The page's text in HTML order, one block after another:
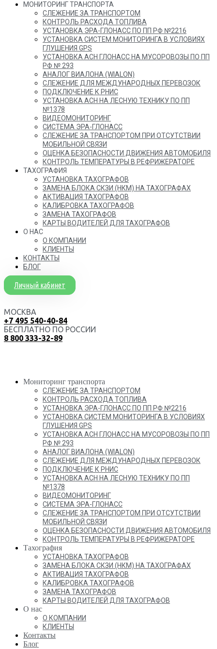
МОНИТОРИНГ ТРАНСПОРТА
СЛЕЖЕНИЕ ЗА ТРАНСПОРТОМ
КОНТРОЛЬ РАСХОДА ТОПЛИВА
УСТАНОВКА ЭРА-ГЛОНАСС ПО ПП РФ №2216
УСТАНОВКА СИСТЕМ МОНИТОРИНГА В УСЛОВИЯХ
ГЛУШЕНИЯ GPS
УСТАНОВКА АСН ГЛОНАСС НА МУСОРОВОЗЫ ПО ПП
РФ № 293
АНАЛОГ ВИАЛОНА (WIALON)
СЛЕЖЕНИЕ ДЛЯ МЕЖДУНАРОДНЫХ ПЕРЕВОЗОК
ПОДКЛЮЧЕНИЕ К РНИС
УСТАНОВКА АСН НА ЛЕСНУЮ ТЕХНИКУ ПО ПП
№1378
ВИДЕОМОНИТОРИНГ
СИСТЕМА ЭРА-ГЛОНАСС
СЛЕЖЕНИЕ ЗА ТРАНСПОРТОМ ПРИ ОТСУТСТВИИ
МОБИЛЬНОЙ СВЯЗИ
ОЦЕНКА БЕЗОПАСНОСТИ ДВИЖЕНИЯ АВТОМОБИЛЯ
КОНТРОЛЬ ТЕМПЕРАТУРЫ В РЕФРИЖЕРАТОРЕ
ТАХОГРАФИЯ
УСТАНОВКА ТАХОГРАФОВ
ЗАМЕНА БЛОКА СКЗИ (НКМ) НА ТАХОГРАФАХ
АКТИВАЦИЯ ТАХОГРАФОВ
КАЛИБРОВКА ТАХОГРАФОВ
ЗАМЕНА ТАХОГРАФОВ
КАРТЫ ВОДИТЕЛЕЙ ДЛЯ ТАХОГРАФОВ
О НАС
О КОМПАНИИ
КЛИЕНТЫ
КОНТАКТЫ
БЛОГ
Личный кабинет
МОСКВА
+7 495 540-40-84
БЕСПЛАТНО ПО РОССИИ
8 800 333-32-89
Мониторинг транспорта
СЛЕЖЕНИЕ ЗА ТРАНСПОРТОМ
КОНТРОЛЬ РАСХОДА ТОПЛИВА
УСТАНОВКА ЭРА-ГЛОНАСС ПО ПП РФ №2216
УСТАНОВКА СИСТЕМ МОНИТОРИНГА В УСЛОВИЯХ
ГЛУШЕНИЯ GPS
УСТАНОВКА АСН ГЛОНАСС НА МУСОРОВОЗЫ ПО ПП
РФ № 293
АНАЛОГ ВИАЛОНА (WIALON)
СЛЕЖЕНИЕ ДЛЯ МЕЖДУНАРОДНЫХ ПЕРЕВОЗОК
ПОДКЛЮЧЕНИЕ К РНИС
УСТАНОВКА АСН НА ЛЕСНУЮ ТЕХНИКУ ПО ПП
№1378
ВИДЕОМОНИТОРИНГ
СИСТЕМА ЭРА-ГЛОНАСС
СЛЕЖЕНИЕ ЗА ТРАНСПОРТОМ ПРИ ОТСУТСТВИИ
МОБИЛЬНОЙ СВЯЗИ
ОЦЕНКА БЕЗОПАСНОСТИ ДВИЖЕНИЯ АВТОМОБИЛЯ
КОНТРОЛЬ ТЕМПЕРАТУРЫ В РЕФРИЖЕРАТОРЕ
Тахография
УСТАНОВКА ТАХОГРАФОВ
ЗАМЕНА БЛОКА СКЗИ (НКМ) НА ТАХОГРАФАХ
АКТИВАЦИЯ ТАХОГРАФОВ
КАЛИБРОВКА ТАХОГРАФОВ
ЗАМЕНА ТАХОГРАФОВ
КАРТЫ ВОДИТЕЛЕЙ ДЛЯ ТАХОГРАФОВ
О нас
О КОМПАНИИ
КЛИЕНТЫ
Контакты
Блог